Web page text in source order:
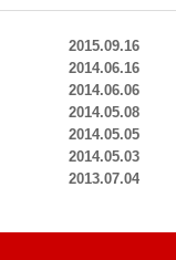
2015.09.16
2014.06.16
2014.06.06
2014.05.08
2014.05.05
2014.05.03
2013.07.04